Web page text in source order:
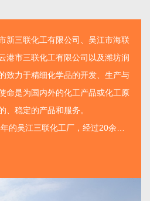
新三联化工有限公司
、吴江市海联
港市三联化工有限公司以及潍坊润
致力于精细化学品的开发、生产与
命是为国内外的化工产品或化工原
、稳定的产品和服务。
的吴江三联化工厂，经过20余年